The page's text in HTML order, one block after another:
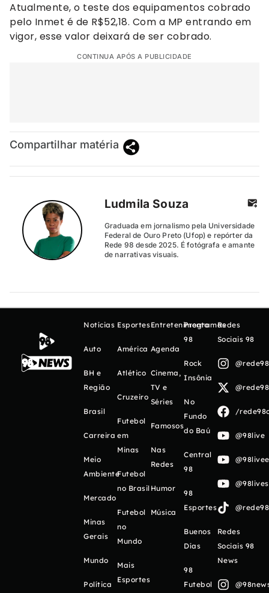
Atualmente, o teste dos equipamentos cobrado
pelo Inmet é de R$52,18. Com a MP entrando em
vigor, esse valor deixará de ser cobrado.
CONTINUA APÓS A PUBLICIDADE
Compartilhar matéria
Ludmila Souza
Graduada em jornalismo pela Universidade
Federal de Ouro Preto (Ufop) e repórter da
Rede 98 desde 2025. É fotógrafa e amante
de narrativas visuais.
Notícias
Auto
BH e
Região
Brasil
Carreira
Meio
Ambiente
Mercado
Minas
Gerais
Mundo
Política
Esportes
América
Atlético
Cruzeiro
Futebol
em
Minas
Futebol
no Brasil
Futebol
no
Mundo
Mais
Esportes
Entretenimento
Agenda
Cinema,
TV e
Séries
Famosos
Nas
Redes
Humor
Música
Programas
98
Rock
Insônia
No
Fundo
do Baú
Central
98
98
Esportes
Buenos
Días
98
Futebol
Redes
Sociais 98
/
@98live
Redes
Sociais 98
News